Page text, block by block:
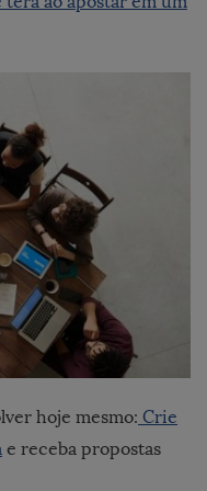
hoje mesmo: Crie
e receba propostas